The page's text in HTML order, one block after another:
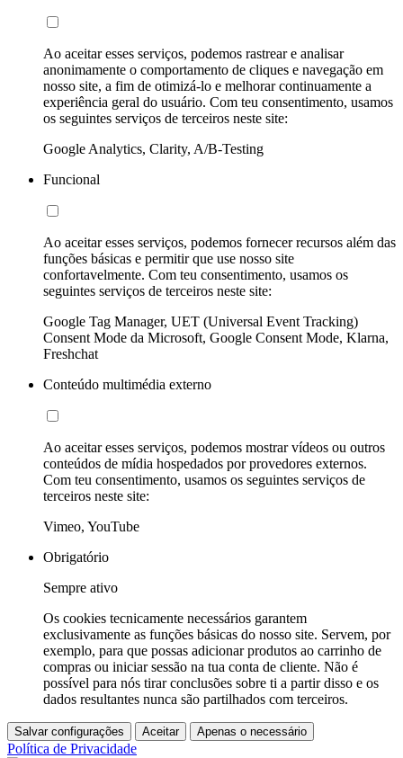
Ao aceitar esses serviços, podemos rastrear e analisar
anonimamente o comportamento de cliques e navegação em
nosso site, a fim de otimizá-lo e melhorar continuamente a
experiência geral do usuário. Com teu consentimento, usamos
os seguintes serviços de terceiros neste site:
Google Analytics, Clarity, A/B-Testing
Funcional
Ao aceitar esses serviços, podemos fornecer recursos além das
funções básicas e permitir que use nosso site
confortavelmente. Com teu consentimento, usamos os
seguintes serviços de terceiros neste site:
Google Tag Manager, UET (Universal Event Tracking)
Consent Mode da Microsoft, Google Consent Mode, Klarna,
Freshchat
Conteúdo multimédia externo
Ao aceitar esses serviços, podemos mostrar vídeos ou outros
conteúdos de mídia hospedados por provedores externos.
Com teu consentimento, usamos os seguintes serviços de
terceiros neste site:
Vimeo, YouTube
Obrigatório
Sempre ativo
Os cookies tecnicamente necessários garantem
exclusivamente as funções básicas do nosso site. Servem, por
exemplo, para que possas adicionar produtos ao carrinho de
compras ou iniciar sessão na tua conta de cliente. Não é
possível para nós tirar conclusões sobre ti a partir disso e os
dados resultantes nunca são partilhados com terceiros.
Salvar configurações Aceitar Apenas o necessário
Política de Privacidade